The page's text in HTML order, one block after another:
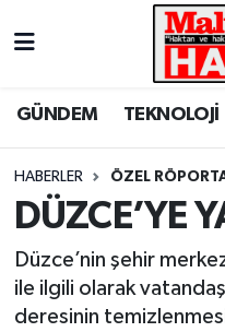
GÜNDEM TEKNOLOJİ
HABERLER ÖZEL
DÜZCE’YE
Düzce’nin şehir
ile ilgili olarak
deresinin temizlenmesi
Nöbetçi Eczaneler
Trafik Durumu
Süper Lig Puan
Tüm Manşetler